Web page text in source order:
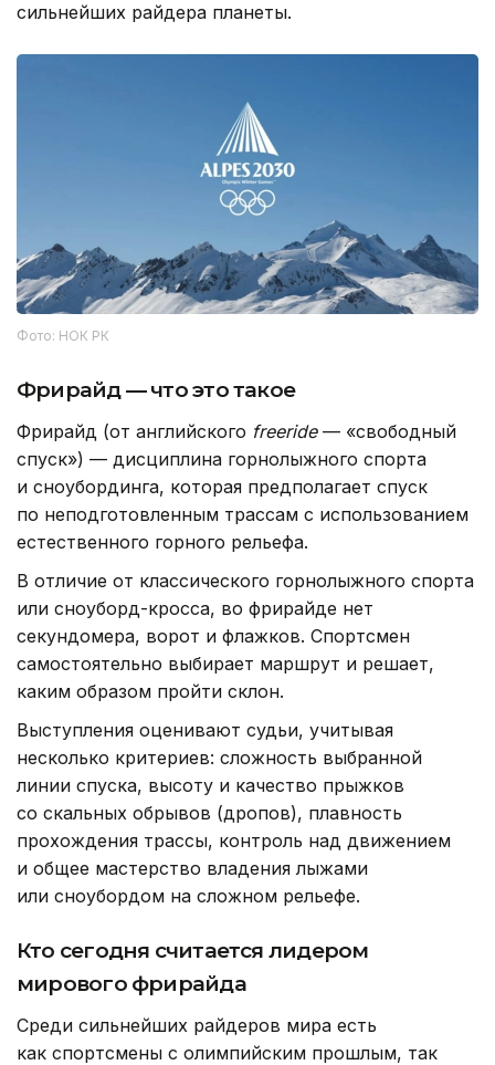
сильнейших райдера планеты.
Фото: НОК РК
Фрирайд — что это такое
Фрирайд (от английского freeride— «свободный
спуск») — дисциплина горнолыжного спорта
и сноубординга, которая предполагает спуск
по неподготовленным трассам с использованием
естественного горного рельефа.
В отличие от классического горнолыжного спорта
или сноуборд-кросса, во фрирайде нет
секундомера, ворот и флажков. Спортсмен
самостоятельно выбирает маршрут и решает,
каким образом пройти склон.
Выступления оценивают судьи, учитывая
несколько критериев: сложность выбранной
линии спуска, высоту и качество прыжков
со скальных обрывов (дропов), плавность
прохождения трассы, контроль над движением
и общее мастерство владения лыжами
или сноубордом на сложном рельефе.
Кто сегодня считается лидером
мирового фрирайда
Среди сильнейших райдеров мира есть
как спортсмены с олимпийским прошлым, так